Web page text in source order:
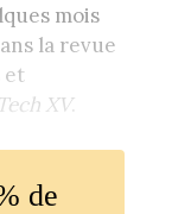
mois
la revue
et
Tech XV.
de